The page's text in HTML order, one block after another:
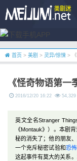
首页 > 美剧 > 灵异/惊悚 >
《怪奇物语第
2016/12/20 16:22 54,329
英文全名Stranger
《Montauk》）。本剧
秘的消失了；他的朋友
一个充斥秘密试验和恐怖
这起事件有莫大的关系